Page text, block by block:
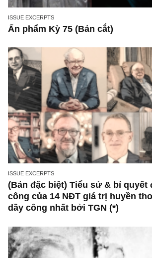
Jamie Dimon
Ấn phẩm Kỳ 75 (Bản cắt)